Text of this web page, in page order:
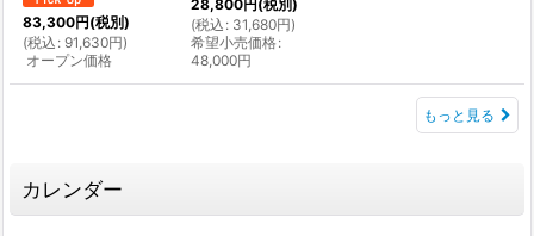
83,300円(税別)
(税込 : 91,630円)
オープン価格
28,800円(税別)
(税込 : 31,680円)
希望小売価格:
48,000円
もっと見る
カレンダー